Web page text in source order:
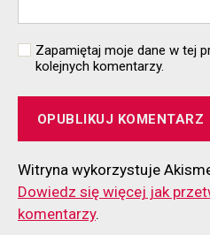
Zapamiętaj moje dane w tej
kolejnych komentarzy.
Witryna wykorzystuje
Dowiedz się więcej jak
komentarzy.